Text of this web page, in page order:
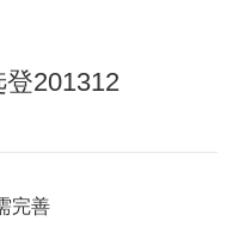
201312
完善